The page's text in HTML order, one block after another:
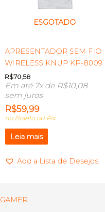
ESGOTADO
APRESENTADOR SEM FIO
WIRELESS KNUP KP-8009
R$70,58
Em até 7x de R$10,08
sem juros
R$59,99
no Boleto ou Pix
Leia mais
Add a Lista de Desejos
GAMER